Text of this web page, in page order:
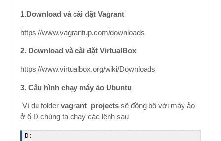
1.Download và cài đặt Vagrant
https://www.vagrantup.com/downloads
2. Download và cài đặt VirtualBox
https://www.virtualbox.org/wiki/Downloads
3. Cấu hình chạy máy ảo Ubuntu
Ví dụ folder vagrant_projects sẽ đồng bộ với máy ảo
ở ổ D chúng ta chạy các lệnh sau
D: